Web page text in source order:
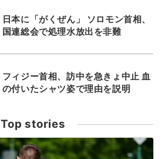
日本に「がくぜん」 ソロモン首相、
国連総会で処理水放出を非難
フィジー首相、訪中を急きょ中止 血
の付いたシャツ姿で理由を説明
Top stories